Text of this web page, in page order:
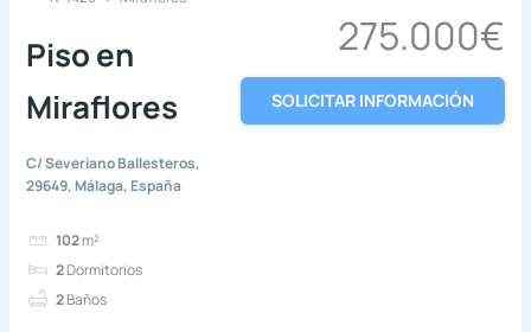
Piso en
Miraflores
C/ Severiano Ballesteros,
29649, Málaga, España
102 m²
2 Dormitorios
2 Baños
275.000€
SOLICITAR INFORMACIÓN